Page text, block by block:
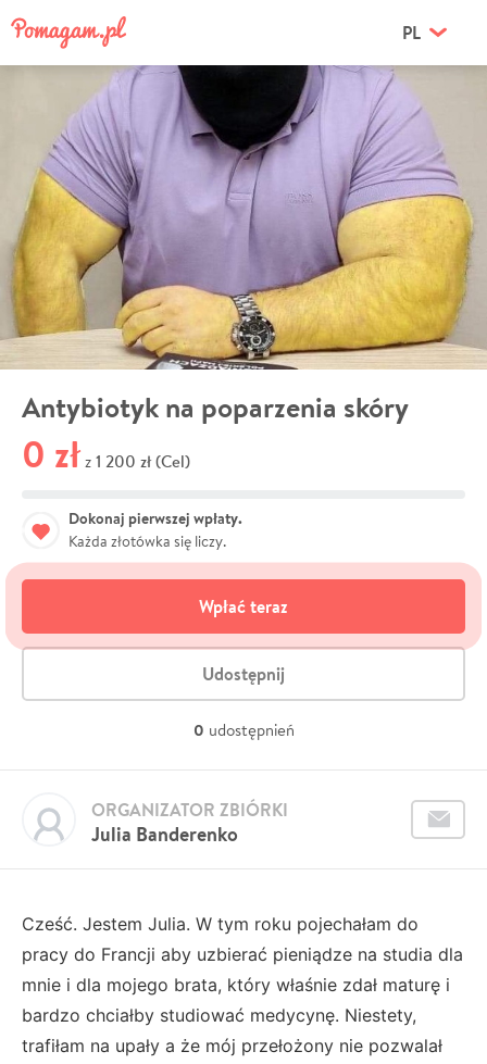
PL
Antybiotyk na poparzenia skóry
0 zł z 1 200 zł (Cel)
Dokonaj pierwszej wpłaty.
Każda złotówka się liczy.
Wpłać teraz
Udostępnij
0 udostępnień
Julia Banderenko
ORGANIZATOR ZBIÓRKI
Cześć. Jestem Julia. W tym roku pojechałam do
pracy do Francji aby uzbierać pieniądze na studia dla
mnie i dla mojego brata, który właśnie zdał maturę i
bardzo chciałby studiować medycynę. Niestety,
trafiłam na upały a że mój przełożony nie pozwalał